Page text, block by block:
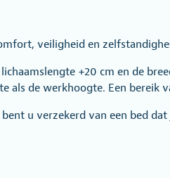
veiligheid en
+20 cm en de
als de werkhoogte. Een bereik
u verzekerd van een bed